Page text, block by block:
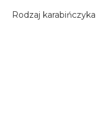
Rodzaj karabińczyka